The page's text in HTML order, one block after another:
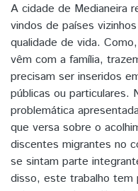
A cidade de Medianeira
vindos de países
qualidade de vida.
vêm com a família,
precisam ser inseridos
públicas ou particulares.
problemática
que versa sobre o
discentes migrantes no
se sintam parte
disso, este trabalho